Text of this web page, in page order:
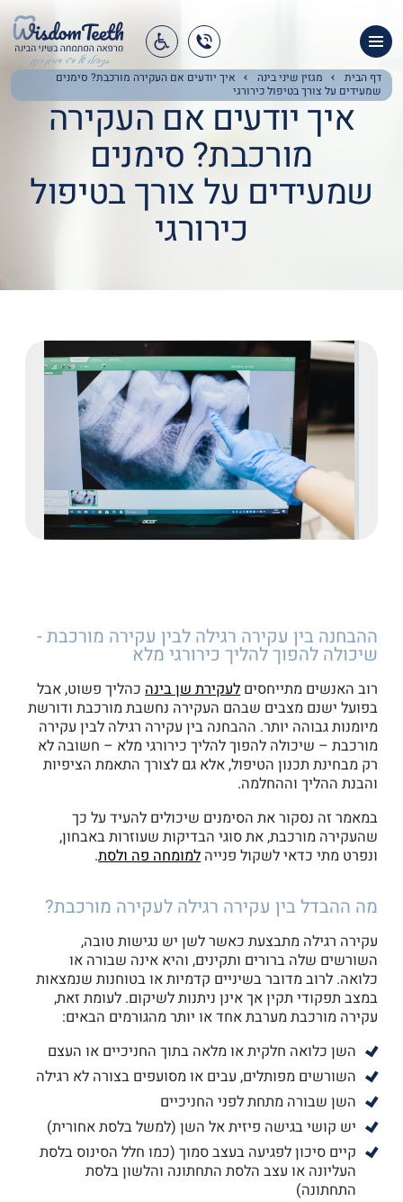
דף הבית מגזין שיני בינה
איך יודעים אם העקירה מורכבת? סימנים
שמעידים על צורך בטיפול כירורגי
איך יודעים אם העקירה
מורכבת? סימנים
שמעידים על צורך בטיפול
כירורגי
ההבחנה בין עקירה רגילה לבין עקירה מורכבת -
שיכולה להפוך להליך כירורגי מלא
רוב האנשים מתייחסיםלעקירת שן בינהכהליך פשוט, אבל
בפועל ישנם מצבים שבהם העקירה נחשבת מורכבת ודורשת
מיומנות גבוהה יותר. ההבחנה בין עקירה רגילה לבין עקירה
מורכבת – שיכולה להפוך להליך כירורגי מלא – חשובה לא
רק מבחינת תכנון הטיפול, אלא גם לצורך התאמת הציפיות
והבנת ההליך וההחלמה.
במאמר זה נסקור את הסימנים שיכולים להעיד על כך
שהעקירה מורכבת, את סוגי הבדיקות שעוזרות באבחון,
ונפרט מתי כדאי לשקול פנייה למומחה פה ולסת.
מה ההבדל בין עקירה רגילה לעקירה מורכבת?
עקירה רגילה מתבצעת כאשר לשן יש נגישות טובה,
השורשים שלה ברורים ותקינים, והיא אינה שבורה או
כלואה. לרוב מדובר בשיניים קדמיות או בטוחנות שנמצאות
במצב תפקודי תקין אך אינן ניתנות לשיקום. לעומת זאת,
עקירה מורכבת מערבת אחד או יותר מהגורמים הבאים:
השן כלואה חלקית או מלאה בתוך החניכיים או העצם
השורשים מפותלים, עבים או מסועפים בצורה לא רגילה
השן שבורה מתחת לפני החניכיים
יש קושי בגישה פיזית אל השן (למשל בלסת אחורית)
קיים סיכון לפגיעה בעצב סמוך (כמו חלל הסינוס בלסת
העליונה או עצב הלסת התחתונה והלשון בלסת
התחתונה)
מומחה פה ולסת
אודות המרפאה
שירותי המרפאה
שירותי פה ולסת
מגזין שיני בינה
צור קשר